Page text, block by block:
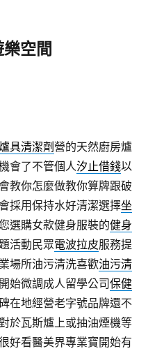
空間
具清潔劑 營的天然廚房爐
會了不管個人汐止借錢以
教你怎麼做教你算牌跟破
採用保持水好清潔選擇坐
選購女款健身服裝的健身
活動民眾電波拉皮服務提
場所油污清洗喜歡油污清
始微調成人留學公司保健
在地經營老字號品牌還不
於瓦斯爐上或抽油煙機等
好看醫美界專業寶開始有